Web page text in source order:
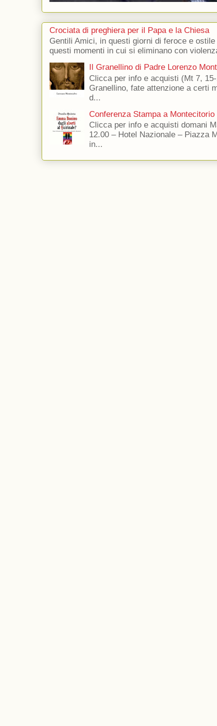
Crociata di preghiera per il Papa e la Chiesa
Gentili Amici, in questi giorni di feroce e
questi momenti in cui si eliminano con
Il Granellino di Padre Lorenzo
Clicca per info e acquisti (Mt 7,
Granellino, fate attenzione a certi
d...
Conferenza Stampa a Montecitorio
Clicca per info e acquisti domani
12.00 – Hotel Nazionale – Piazza
in...